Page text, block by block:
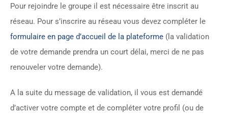
Pour rejoindre le groupe il est nécessaire être inscrit au
réseau. Pour s’inscrire au réseau vous devez compléter le
formulaire en page d’accueil de la plateforme (la validation
de votre demande prendra un court délai, merci de ne pas
renouveler votre demande).
A la suite du message de validation, il vous est demandé
d’activer votre compte et de compléter votre profil (ou de